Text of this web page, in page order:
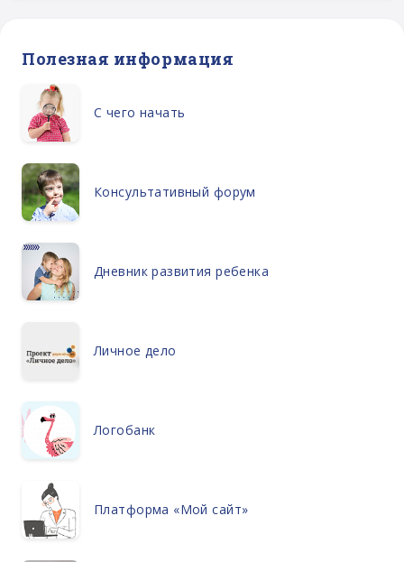
Полезная информация
С чего начать
Консультативный форум
Дневник развития ребенка
Личное дело
Логобанк
Платформа «Мой сайт»